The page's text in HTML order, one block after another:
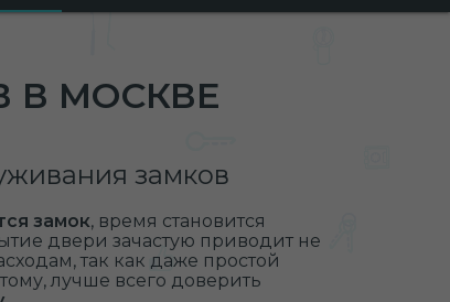
В МОСКВЕ
замков
замок, время становится
двери зачастую приводит не
так как даже простой
лучше всего доверить